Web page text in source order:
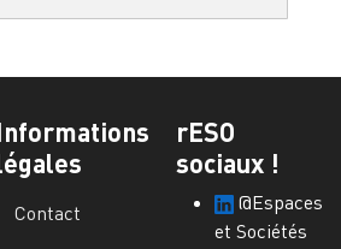
Contact
rESO
sociaux !
@Espaces
et Sociétés